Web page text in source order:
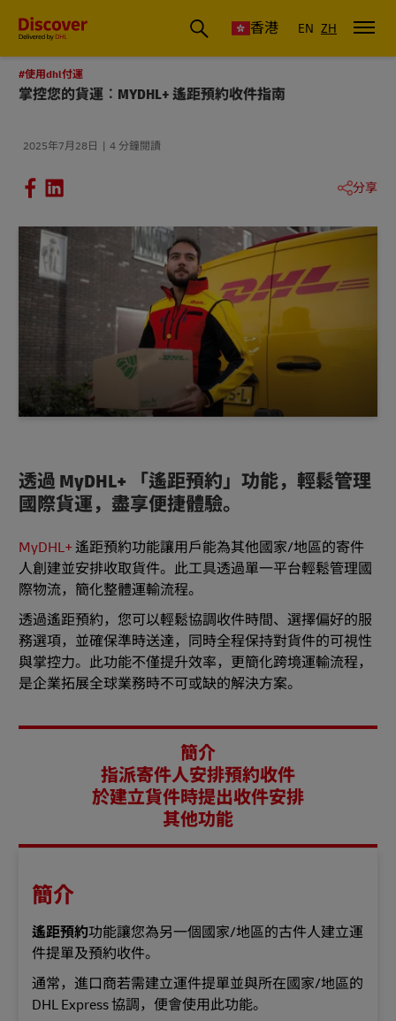
香港 EN ZH
#使用dhl付運
掌控您的貨運︰MYDHL+ 遙距預約收件指南
2025年7月28日 4 分鐘閱讀
分享
透過 MyDHL+ 「遙距預約」功能，輕鬆管理
國際貨運，盡享便捷體驗。
MyDHL+遙距預約功能讓用戶能為其他國家/地區的寄件
人創建並安排收取貨件。此工具透過單一平台輕鬆管理國
際物流，簡化整體運輸流程。
透過遙距預約，您可以輕鬆協調收件時間、選擇偏好的服
務選項，並確保準時送達，同時全程保持對貨件的可視性
與掌控力。此功能不僅提升效率，更簡化跨境運輸流程，
是企業拓展全球業務時不可或缺的解決方案。
簡介
指派寄件人安排預約收件
於建立貨件時提出收件安排
其他功能
簡介
遙距預約功能讓您為另一個國家/地區的古件人建立運
件提單及預約收件。
通常，進口商若需建立運件提單並與所在國家/地區的
DHL Express 協調，便會使用此功能。